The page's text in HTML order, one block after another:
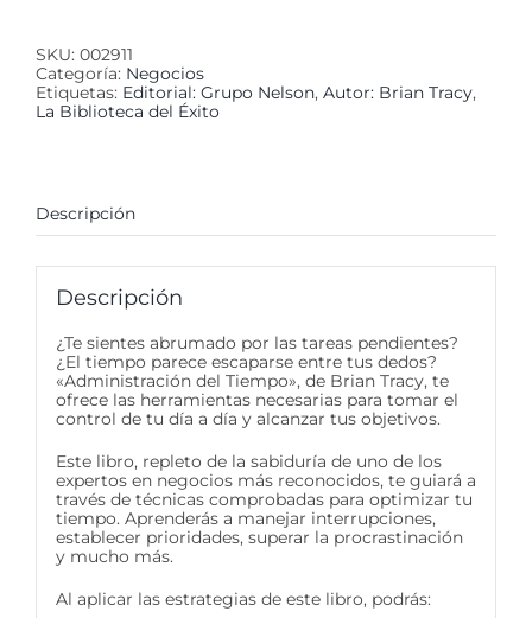
SKU: 002911
Categoría: Negocios
Etiquetas: Editorial: Grupo Nelson, Autor: Brian Tracy,
La Biblioteca del Éxito
Descripción
Descripción
¿Te sientes abrumado por las tareas pendientes?
¿El tiempo parece escaparse entre tus dedos?
«Administración del Tiempo», de Brian Tracy, te
ofrece las herramientas necesarias para tomar el
control de tu día a día y alcanzar tus objetivos.
Este libro, repleto de la sabiduría de uno de los
expertos en negocios más reconocidos, te guiará a
través de técnicas comprobadas para optimizar tu
tiempo. Aprenderás a manejar interrupciones,
establecer prioridades, superar la procrastinación
y mucho más.
Al aplicar las estrategias de este libro, podrás: